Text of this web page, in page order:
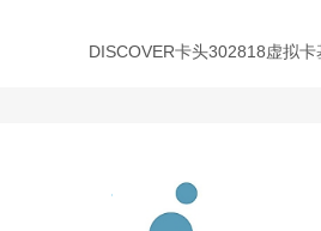
DISCOVER卡头302818虚拟卡